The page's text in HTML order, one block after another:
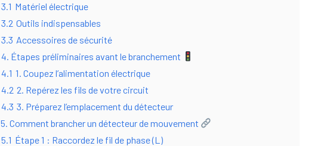
3.1 Matériel électrique
3.2 Outils indispensables
3.3 Accessoires de sécurité
4. Étapes préliminaires avant le branchement
4.1 1. Coupez l’alimentation électrique
4.2 2. Repérez les fils de votre circuit
4.3 3. Préparez l’emplacement du détecteur
5. Comment brancher un détecteur de mouvement
5.1 Étape 1 : Raccordez le fil de phase (L)